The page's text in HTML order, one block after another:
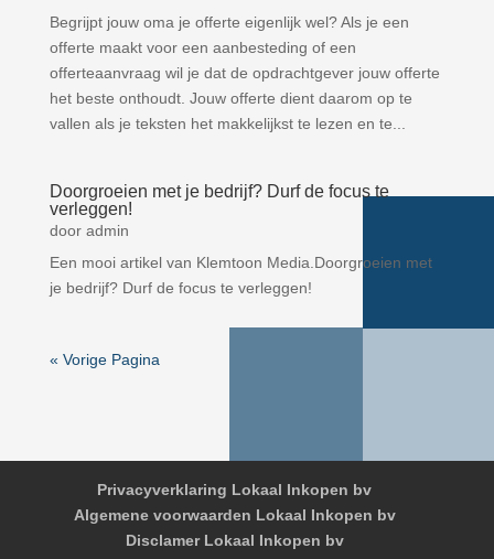
Begrijpt jouw oma je offerte eigenlijk wel? Als je een
offerte maakt voor een aanbesteding of een
offerteaanvraag wil je dat de opdrachtgever jouw offerte
het beste onthoudt. Jouw offerte dient daarom op te
vallen als je teksten het makkelijkst te lezen en te...
Doorgroeien met je bedrijf? Durf de focus te
verleggen!
door admin
Een mooi artikel van Klemtoon Media.Doorgroeien met
je bedrijf? Durf de focus te verleggen!
« Vorige Pagina
Privacyverklaring Lokaal Inkopen bv
Algemene voorwaarden Lokaal Inkopen bv
Disclamer Lokaal Inkopen bv